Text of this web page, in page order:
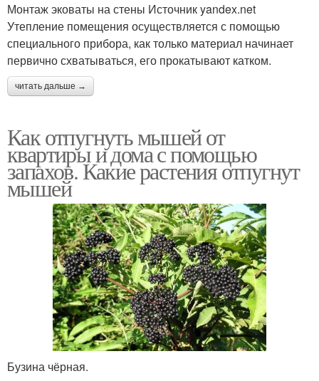
Монтаж эковаты на стены Источник yandex.net
Утепление помещения осуществляется с помощью
специального прибора, как только материал начинает
первично схватываться, его прокатывают катком.
читать дальше →
Как отпугнуть мышей от
квартиры и дома с помощью
запахов. Какие растения отпугнут
мышей
Бузина чёрная.